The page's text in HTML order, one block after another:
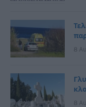
8
8